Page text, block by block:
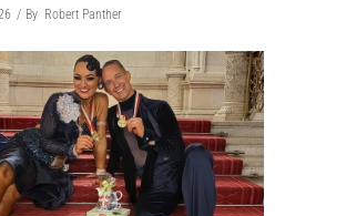
By Robert Panther